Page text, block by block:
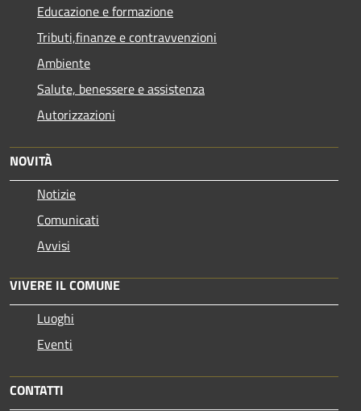
Educazione e formazione
Tributi,finanze e contravvenzioni
Ambiente
Salute, benessere e assistenza
Autorizzazioni
NOVITÀ
Notizie
Comunicati
Avvisi
VIVERE IL COMUNE
Luoghi
Eventi
CONTATTI